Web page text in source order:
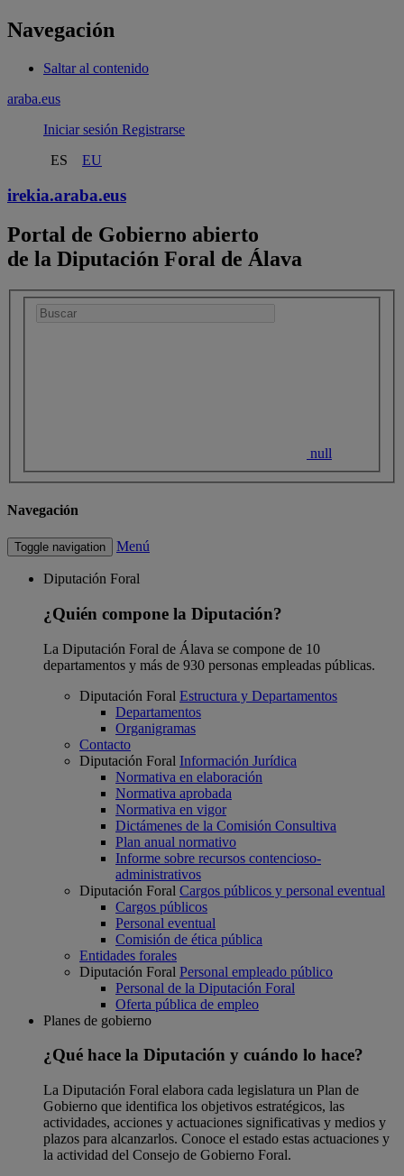
Navegación
Saltar al contenido
araba.eus
Iniciar sesión Registrarse
ES
EU
irekia.araba.eus
Portal de Gobierno abierto
de la Diputación Foral de Álava
null
Navegación
Toggle navigation Menú
Diputación Foral
¿Quién compone la Diputación?
La Diputación Foral de Álava se compone de 10
departamentos y más de 930 personas empleadas públicas.
Diputación Foral Estructura y Departamentos
Departamentos
Organigramas
Contacto
Diputación Foral Información Jurídica
Normativa en elaboración
Normativa aprobada
Normativa en vigor
Dictámenes de la Comisión Consultiva
Plan anual normativo
Informe sobre recursos contencioso-
administrativos
Diputación Foral Cargos públicos y personal eventual
Cargos públicos
Personal eventual
Comisión de ética pública
Entidades forales
Diputación Foral Personal empleado público
Personal de la Diputación Foral
Oferta pública de empleo
Planes de gobierno
¿Qué hace la Diputación y cuándo lo hace?
La Diputación Foral elabora cada legislatura un Plan de
Gobierno que identifica los objetivos estratégicos, las
actividades, acciones y actuaciones significativas y medios y
plazos para alcanzarlos. Conoce el estado estas actuaciones y
la actividad del Consejo de Gobierno Foral.